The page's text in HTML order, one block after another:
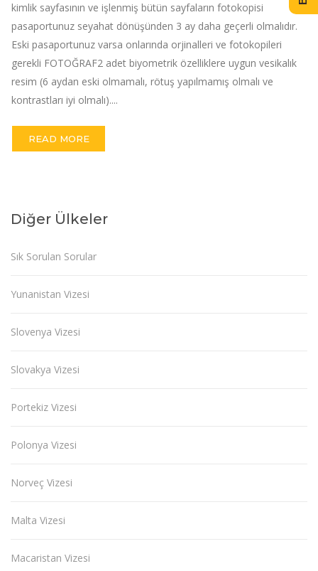
kimlik sayfasının ve işlenmiş bütün sayfaların fotokopisi
pasaportunuz seyahat dönüşünden 3 ay daha geçerli olmalıdır.
Eski pasaportunuz varsa onlarında orjinalleri ve fotokopileri
gerekli FOTOĞRAF2 adet biyometrik özelliklere uygun vesikalık
resim (6 aydan eski olmamalı, rötuş yapılmamış olmalı ve
kontrastları iyi olmalı)....
READ MORE
Diğer Ülkeler
Sık Sorulan Sorular
Yunanistan Vizesi
Slovenya Vizesi
Slovakya Vizesi
Portekiz Vizesi
Polonya Vizesi
Norveç Vizesi
Malta Vizesi
Macaristan Vizesi